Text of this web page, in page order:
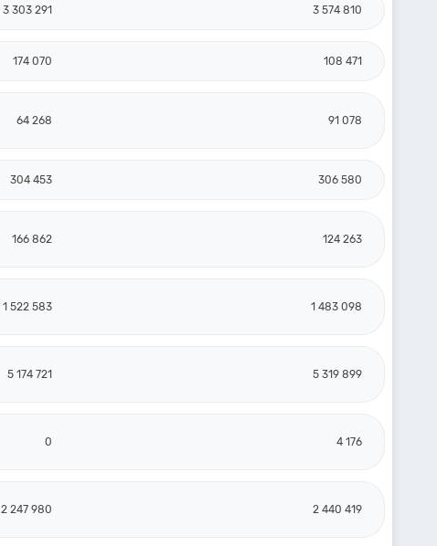
3 303 291 3 574 810
174 070 108 471
64 268 91 078
304 453 306 580
166 862 124 263
1 522 583 1 483 098
5 174 721 5 319 899
0 4 176
2 247 980 2 440 419